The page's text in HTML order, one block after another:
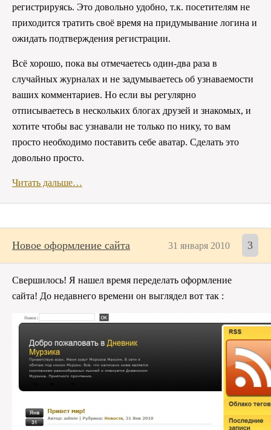
регистрируясь. Это довольно удобно, т.к. посетителям не
приходится тратить своё время на придумывание логина и
ожидать подтверждения регистрации.
Всё хорошо, пока вы отмечаетесь один-два раза в
случайных журналах и не задумываетесь об узнаваемости
ваших комментариев. Но если вы регулярно
отписываетесь в нескольких блогах друзей и знакомых, и
хотите чтобы вас узнавали не только по нику, то вам
просто необходимо поставить себе аватар. Сделать это
довольно просто.
Читать дальше…
31 января 2010 3
Новое оформление сайта
Свершилось! Я нашел время переделать оформление
сайта! До недавнего времени он выглядел вот так :